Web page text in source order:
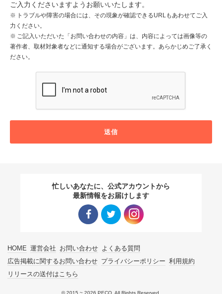
ご入力くださいますようお願いいたします。
トラブルや障害の場合には、その現象が確認できるURLもあわせてご入
力ください。
ご記入いただいた「お問い合わせの内容」は、内容によっては画像等の
著作者、取材対象者などに通知する場合がございます。あらかじめご了承く
ださい。
送信
忙しいあなたに、公式アカウントから
最新情報をお届けします
HOME 運営会社 お問い合わせ よくある質問
広告掲載に関するお問い合わせ プライバシーポリシー 利用規約
リリースの送付はこちら
© 2015 ~ 2026 PECO. All Rights Reserved.